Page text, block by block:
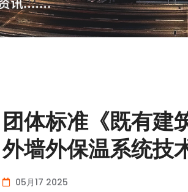
团体标准《既有建
外墙外保温系统技
05月17 2025